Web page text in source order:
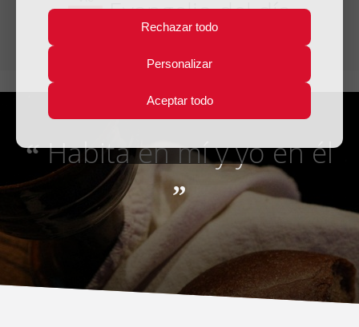
Rechazar todo
Personalizar
Aceptar todo
9 Evangelio del día
“Habita en mí y yo en él
”